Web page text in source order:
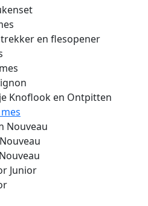
en flesopener
Knoflook en Ontpitten
Nouveau
Nouveau
Nouveau
Junior